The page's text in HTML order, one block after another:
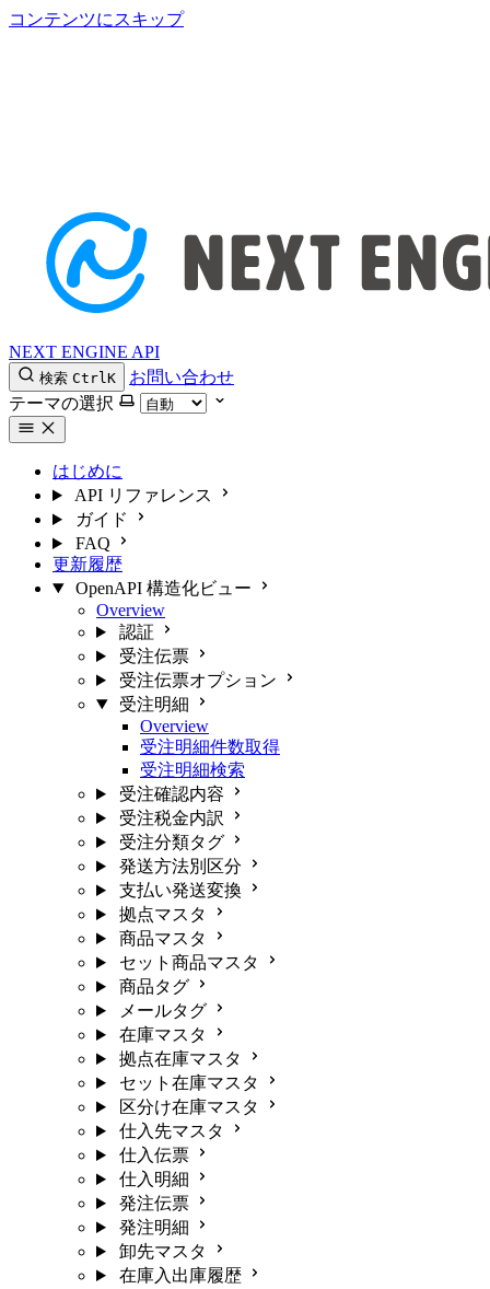
コンテンツにスキップ
NEXT ENGINE API
検索 CtrlK
お問い合わせ
テーマの選択
はじめに
API リファレンス
ガイド
FAQ
更新履歴
OpenAPI 構造化ビュー
Overview
認証
受注伝票
受注伝票オプション
受注明細
Overview
受注明細件数取得
受注明細検索
受注確認内容
受注税金内訳
受注分類タグ
発送方法別区分
支払い発送変換
拠点マスタ
商品マスタ
セット商品マスタ
商品タグ
メールタグ
在庫マスタ
拠点在庫マスタ
セット在庫マスタ
区分け在庫マスタ
仕入先マスタ
仕入伝票
仕入明細
発注伝票
発注明細
卸先マスタ
在庫入出庫履歴